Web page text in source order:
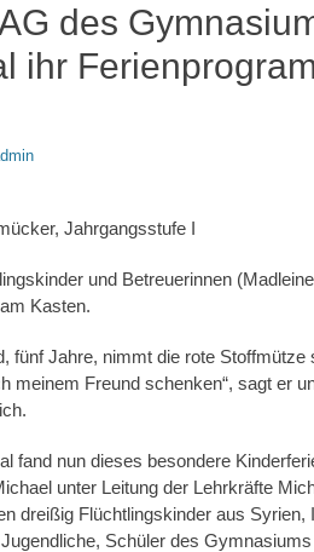
des
ihr
Jahrgangsstufe I
und Betreuerinnen
Kasten.
fünf Jahre, nimmt die rote
meinem Freund schenken“, sagt er
fand nun dieses besondere
unter Leitung der Lehrkräfte
dreißig Flüchtlingskinder aus
Schüler des